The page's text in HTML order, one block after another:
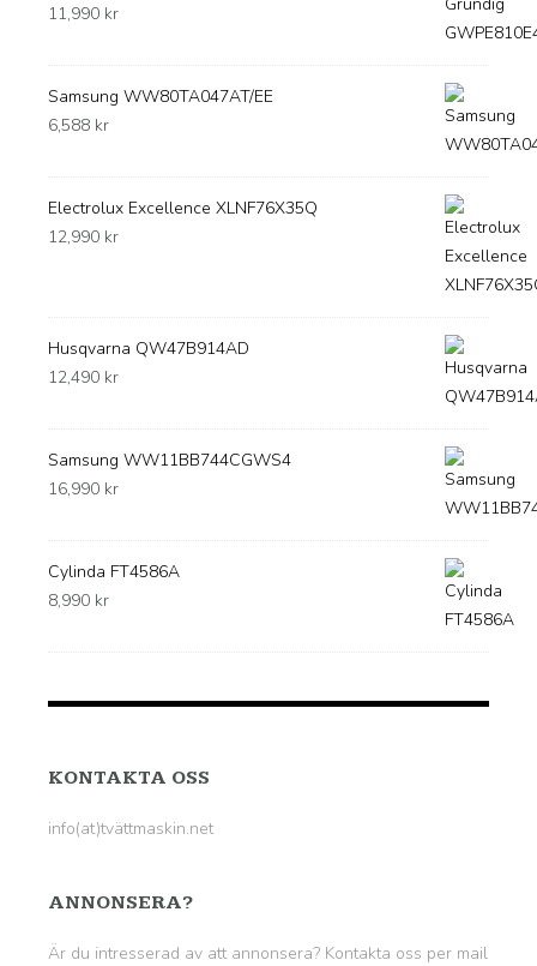
11,990 kr
Samsung WW80TA047AT/EE
6,588 kr
Electrolux Excellence XLNF76X35Q
12,990 kr
Husqvarna QW47B914AD
12,490 kr
Samsung WW11BB744CGWS4
16,990 kr
Cylinda FT4586A
8,990 kr
KONTAKTA OSS
info(at)tvättmaskin.net
ANNONSERA?
Är du intresserad av att annonsera? Kontakta oss per mail